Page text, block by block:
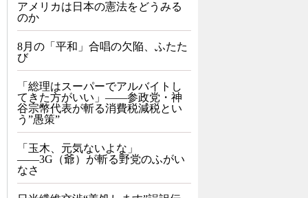
アメリカは日本の憲法をどうみる
のか
8月の「平和」合唱の欠陥、ふたた
び
「総理はスーパーでアルバイトし
てきた方がいい」――参政党・神
谷宗幣代表が斬る消費税減税とい
う”愚策”
「玉木、元気ないよな」
――3G（爺）が斬る野党のふがい
なさ